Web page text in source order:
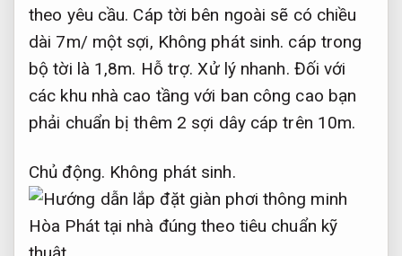
theo yêu cầu. Cáp tời bên ngoài sẽ có chiều
dài 7m/ một sợi, Không phát sinh. cáp trong
bộ tời là 1,8m. Hỗ trợ. Xử lý nhanh. Đối với
các khu nhà cao tầng với ban công cao bạn
phải chuẩn bị thêm 2 sợi dây cáp trên 10m.
Chủ động. Không phát sinh.